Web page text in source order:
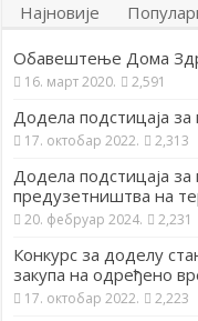
Најновије
Обавештење Дома
16. март 2020. 2,591
Додела подстицаја
17. октобар 2022. 2,313
Додела подстицаја
предузетништва на
20. фебруар 2024. 2,231
Конкурс за доделу
закупа на одређено
17. октобар 2022. 2,223